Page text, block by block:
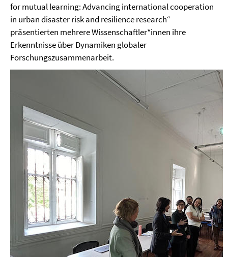
for mutual learning: Advancing international cooperation
in urban disaster risk and resilience research“
präsentierten mehrere Wissenschaftler*innen ihre
Erkenntnisse über Dynamiken globaler
Forschungszusammenarbeit.